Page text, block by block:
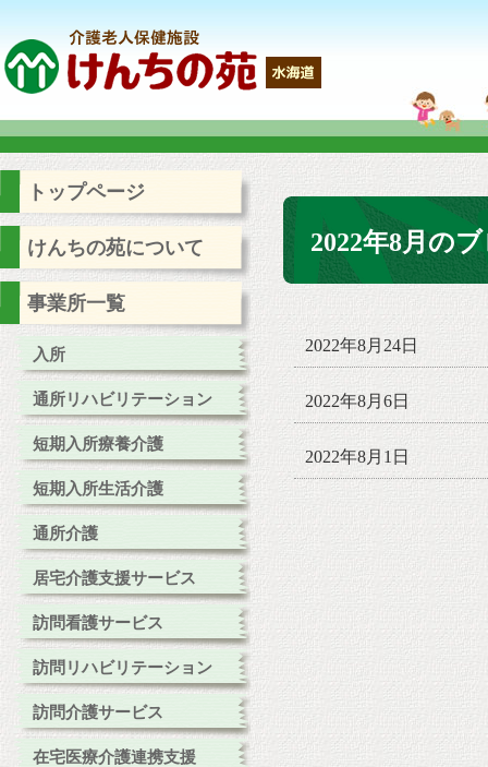
トップページ
けんちの苑について
事業所一覧
入所
通所リハビリテーション
短期入所療養介護
短期入所生活介護
通所介護
居宅介護支援サービス
訪問看護サービス
訪問リハビリテーション
訪問介護サービス
在宅医療介護連携支援
2022年8月の
2022年8月24日
2022年8月6日
2022年8月1日